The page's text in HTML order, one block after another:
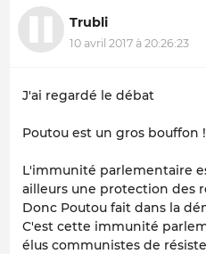
Trubli
10 avril 2017 à 20:26:23
J'ai regardé le débat
Poutou est un gros bouffon !
L'immunité parlementaire
ailleurs une protection des
Donc Poutou fait dans la
C'est cette immunité
élus communistes de